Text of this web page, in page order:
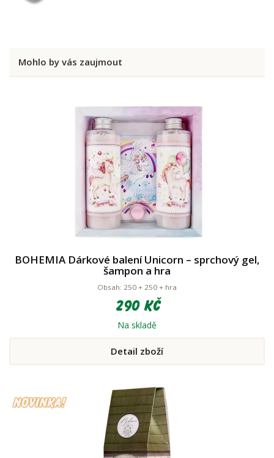
Mohlo by vás zaujmout
BOHEMIA Dárkové balení Unicorn – sprchový gel,
šampon a hra
Obsah: 250 + 250 + hra
290 Kč
Na skladě
Detail zboží